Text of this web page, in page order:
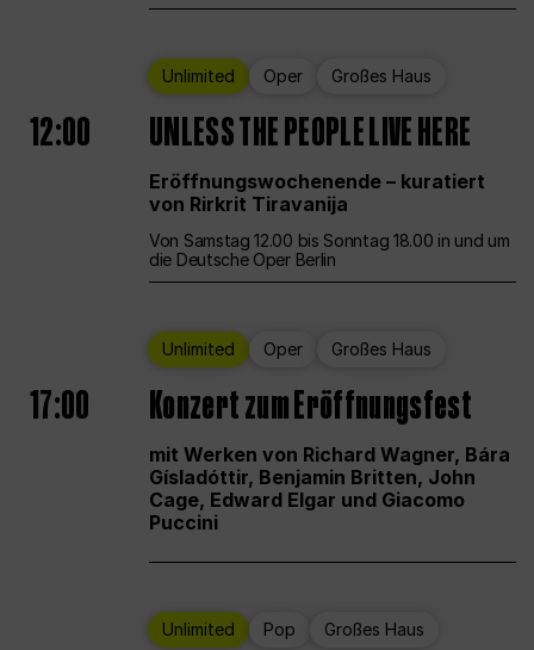
Unlimited Oper Großes Haus
12:00 UNLESS THE PEOPLE LIVE HERE
Eröffnungswochenende – kuratiert
von Rirkrit Tiravanija
Von Samstag 12.00 bis Sonntag 18.00 in und um
die Deutsche Oper Berlin
Unlimited Oper Großes Haus
17:00 Konzert zum Eröffnungsfest
mit Werken von Richard Wagner, Bára
Gísladóttir, Benjamin Britten, John
Cage, Edward Elgar und Giacomo
Puccini
Unlimited Pop Großes Haus